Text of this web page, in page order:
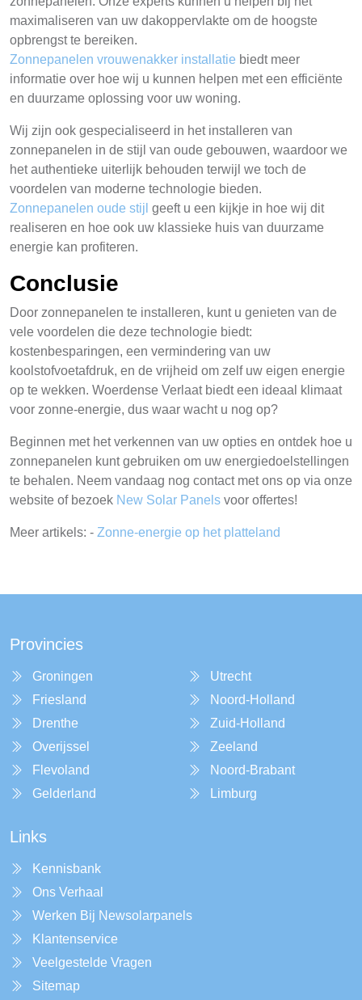
maximaliseren van uw dakoppervlakte om de hoogste
opbrengst te bereiken.
Zonnepanelen vrouwenakker installatie biedt meer
informatie over hoe wij u kunnen helpen met een efficiënte
en duurzame oplossing voor uw woning.
Wij zijn ook gespecialiseerd in het installeren van
zonnepanelen in de stijl van oude gebouwen, waardoor we
het authentieke uiterlijk behouden terwijl we toch de
voordelen van moderne technologie bieden.
Zonnepanelen oude stijl geeft u een kijkje in hoe wij dit
realiseren en hoe ook uw klassieke huis van duurzame
energie kan profiteren.
Conclusie
Door zonnepanelen te installeren, kunt u genieten van de
vele voordelen die deze technologie biedt:
kostenbesparingen, een vermindering van uw
koolstofvoetafdruk, en de vrijheid om zelf uw eigen energie
op te wekken. Woerdense Verlaat biedt een ideaal klimaat
voor zonne-energie, dus waar wacht u nog op?
Beginnen met het verkennen van uw opties en ontdek hoe u
zonnepanelen kunt gebruiken om uw energiedoelstellingen
te behalen. Neem vandaag nog contact met ons op via onze
website of bezoek New Solar Panels voor offertes!
Meer artikels: - Zonne-energie op het platteland
Provincies
Groningen
Friesland
Drenthe
Overijssel
Flevoland
Gelderland
Utrecht
Noord-Holland
Zuid-Holland
Zeeland
Noord-Brabant
Limburg
Links
Kennisbank
Ons Verhaal
Werken Bij Newsolarpanels
Klantenservice
Veelgestelde Vragen
Sitemap